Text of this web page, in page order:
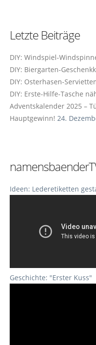
Letzte Beiträge
DIY: Windspiel-
DIY: Biergarten-
DIY: Osterhasen-
DIY: Erste-Hilfe-Tasche
Adventskalender 2025 –
Hauptgewinn! 24.
Ideen: Lederetiketten
Geschichte: "Erster Kuss"